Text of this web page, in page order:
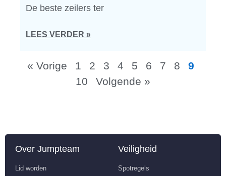
De beste zeilers ter
LEES VERDER »
« Vorige 1 2 3 4 5 6 7 8
9
10
Volgende »
Over Jumpteam
Lid worden
Veiligheid
Spotregels